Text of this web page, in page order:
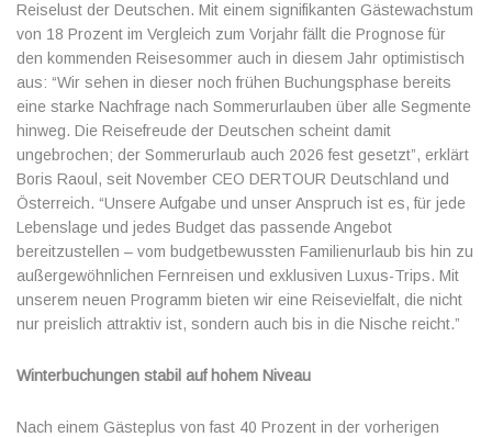
Reiselust der Deutschen. Mit einem signifikanten Gästewachstum
von 18 Prozent im Vergleich zum Vorjahr fällt die Prognose für
den kommenden Reisesommer auch in diesem Jahr optimistisch
aus: “Wir sehen in dieser noch frühen Buchungsphase bereits
eine starke Nachfrage nach Sommerurlauben über alle Segmente
hinweg. Die Reisefreude der Deutschen scheint damit
ungebrochen; der Sommerurlaub auch 2026 fest gesetzt”, erklärt
Boris Raoul, seit November CEO DERTOUR Deutschland und
Österreich. “Unsere Aufgabe und unser Anspruch ist es, für jede
Lebenslage und jedes Budget das passende Angebot
bereitzustellen – vom budgetbewussten Familienurlaub bis hin zu
außergewöhnlichen Fernreisen und exklusiven Luxus-Trips. Mit
unserem neuen Programm bieten wir eine Reisevielfalt, die nicht
nur preislich attraktiv ist, sondern auch bis in die Nische reicht.”
Winterbuchungen stabil auf hohem Niveau
Nach einem Gästeplus von fast 40 Prozent in der vorherigen